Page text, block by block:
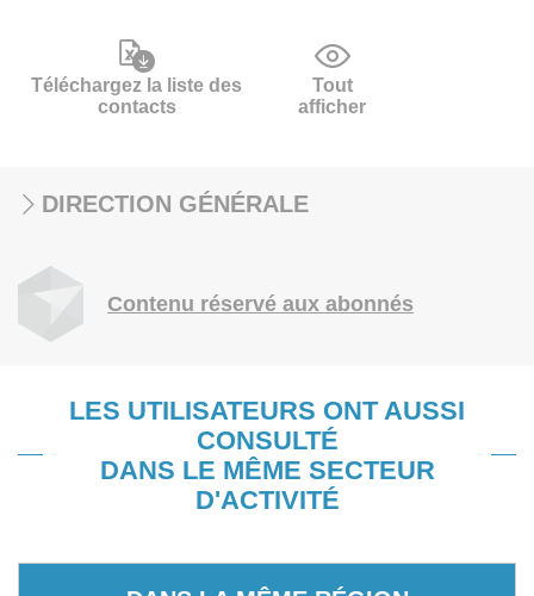
Téléchargez la liste des
contacts
Tout
afficher
DIRECTION GÉNÉRALE
Contenu réservé aux abonnés
LES UTILISATEURS ONT AUSSI
CONSULTÉ
DANS LE MÊME SECTEUR
D'ACTIVITÉ